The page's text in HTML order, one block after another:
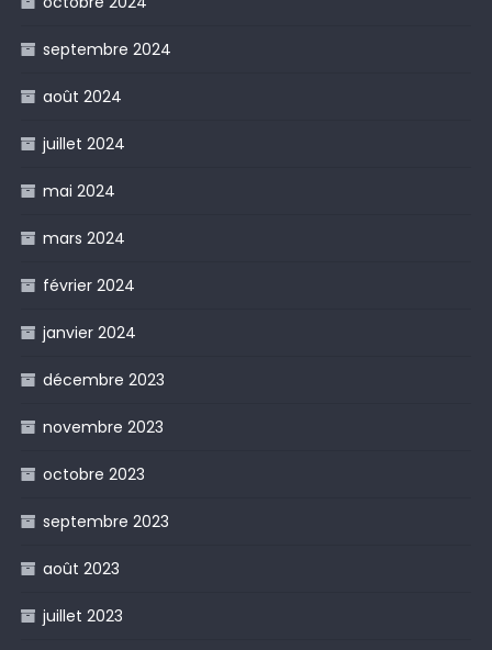
septembre 2024
août 2024
juillet 2024
mai 2024
mars 2024
février 2024
janvier 2024
décembre 2023
novembre 2023
octobre 2023
septembre 2023
août 2023
juillet 2023